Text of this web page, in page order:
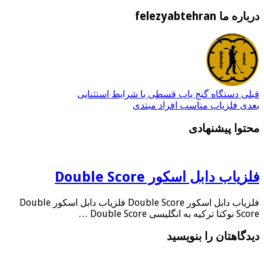
درباره ما felezyabtehran
قبلی دستگاه گنج یاب قسطی با شرایط استثنایی
بعدی فلزیاب مناسب افراد مبتدی
محتوا پیشنهادی
فلزیاب دابل اسکور Double Score
فلزیاب دابل اسکور Double Score فلزیاب دابل اسکور Double
Score نوکتا ترکیه به انگلیسی Double Score …
دیدگاهتان را بنویسید